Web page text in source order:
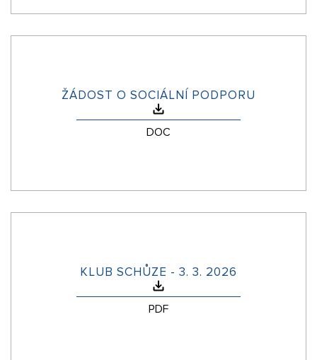
ŽÁDOST O SOCIÁLNÍ PODPORU
DOC
KLUB SCHŮZE - 3. 3. 2026
PDF